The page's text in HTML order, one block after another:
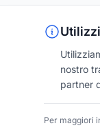
nostro
partner
Per maggiori